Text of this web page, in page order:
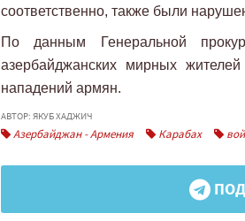
соответственно, также были
По данным Генеральной
азербайджанских мирных
нападений армян.
АВТОР: ЯКУБ ХАДЖИЧ
Азербайджан - Армения Карабах